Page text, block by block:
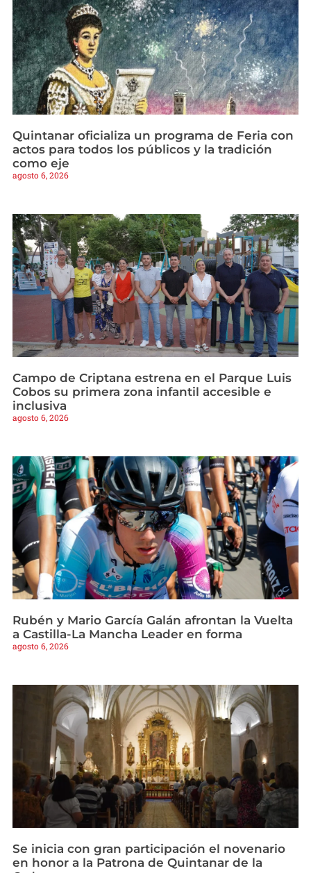
Quintanar oficializa un programa de Feria con
actos para todos los públicos y la tradición
como eje
agosto 6, 2026
Campo de Criptana estrena en el Parque Luis
Cobos su primera zona infantil accesible e
inclusiva
agosto 6, 2026
Rubén y Mario García Galán afrontan la Vuelta
a Castilla-La Mancha Leader en forma
agosto 6, 2026
Se inicia con gran participación el novenario
en honor a la Patrona de Quintanar de la